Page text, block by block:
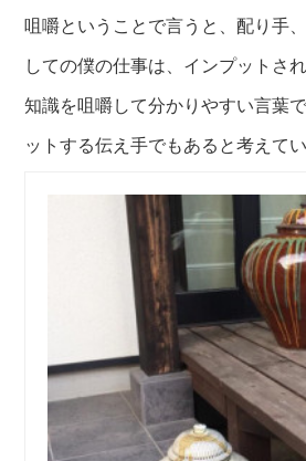
咀嚼ということで言うと、配り手
しての僕の仕事は、インプットさ
知識を咀嚼して分かりやすい言葉
ットする伝え手でもあると考えてい